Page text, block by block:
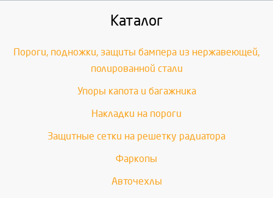
Каталог
Пороги, подножки, защиты бампера из нержавеющей,
полированной стали
Упоры капота и багажника
Накладки на пороги
Защитные сетки на решетку радиатора
Фаркопы
Авточехлы